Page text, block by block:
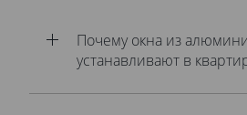
Почему окна из
устанавливают в